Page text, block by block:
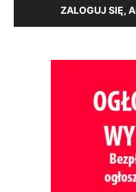
ZALOGUJ SIĘ,